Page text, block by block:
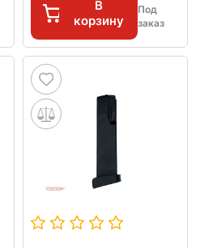
В
корзину
Под
заказ